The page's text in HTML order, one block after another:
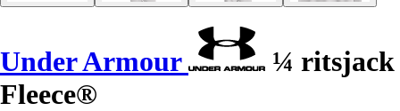
Under Armour
¼ ritsjack
Fleece®